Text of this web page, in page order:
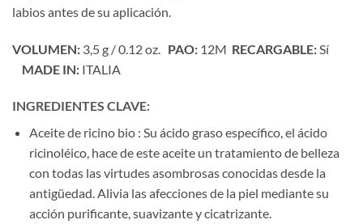
labios antes de su aplicación.
VOLUMEN: 3,5 g / 0.12 oz. PAO: 12M RECARGABLE: Sí
MADE IN: ITALIA
INGREDIENTES CLAVE:
Aceite de ricino bio : Su ácido graso específico, el ácido
ricinoléico, hace de este aceite un tratamiento de belleza
con todas las virtudes asombrosas conocidas desde la
antigüedad. Alivia las afecciones de la piel mediante su
acción purificante, suavizante y cicatrizante.